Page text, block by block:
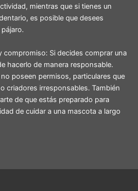
mientras que si tienes un
es posible que desees
compromiso: Si decides comprar una
hacerlo de manera responsable.
poseen permisos, particulares que
criadores irresponsables. También
de que estás preparado para
de cuidar a una mascota a largo